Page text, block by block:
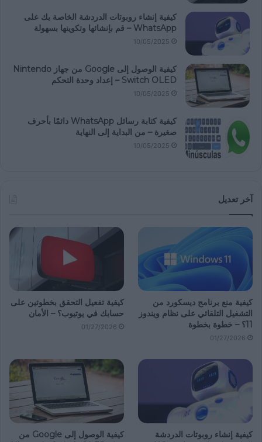
كيفية إنشاء روبوتات الدردشة الخاصة بك على
WhatsApp – قم بإنشائها وتكوينها بسهولة
10/05/2025
كيفية الوصول إلى Google من جهاز Nintendo
Switch OLED – إعداد وحدة التحكم
10/05/2025
كيفية كتابة رسائل WhatsApp دائمًا بأحرف
صغيرة – من البداية إلى النهاية
10/05/2025
آخر تعديل
كيفية منع برنامج ديسكورد من
التشغيل التلقائي على نظام ويندوز
11؟ – خطوة بخطوة
01/27/2026
كيفية تفعيل التحقق بخطوتين على
حسابك في يوتيوب؟ – الأمان
01/27/2026
كيفية إنشاء روبوتات الدردشة
كيفية الوصول إلى Google من